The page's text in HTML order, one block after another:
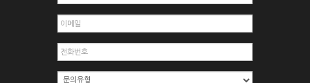
6. 이용자가 영업활동 또는 부정한 용도로 본 서비스를 이용할
7. 회사의 정보를 사전 승낙 없이 전재, 변조, 복사하여 이용하